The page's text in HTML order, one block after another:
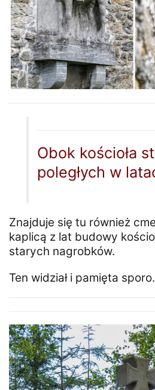
Obok kościoła
poległych w
Znajduje się tu również
kaplicą z lat budowy
starych nagrobków.
Ten widział i pamięta